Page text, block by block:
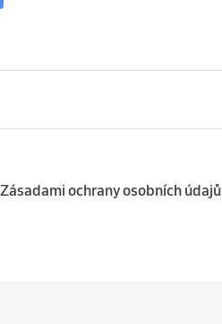
Zásadami ochrany osobních údajů